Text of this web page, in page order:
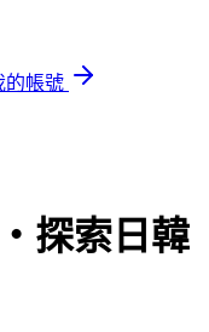
的帳號
探索日韓